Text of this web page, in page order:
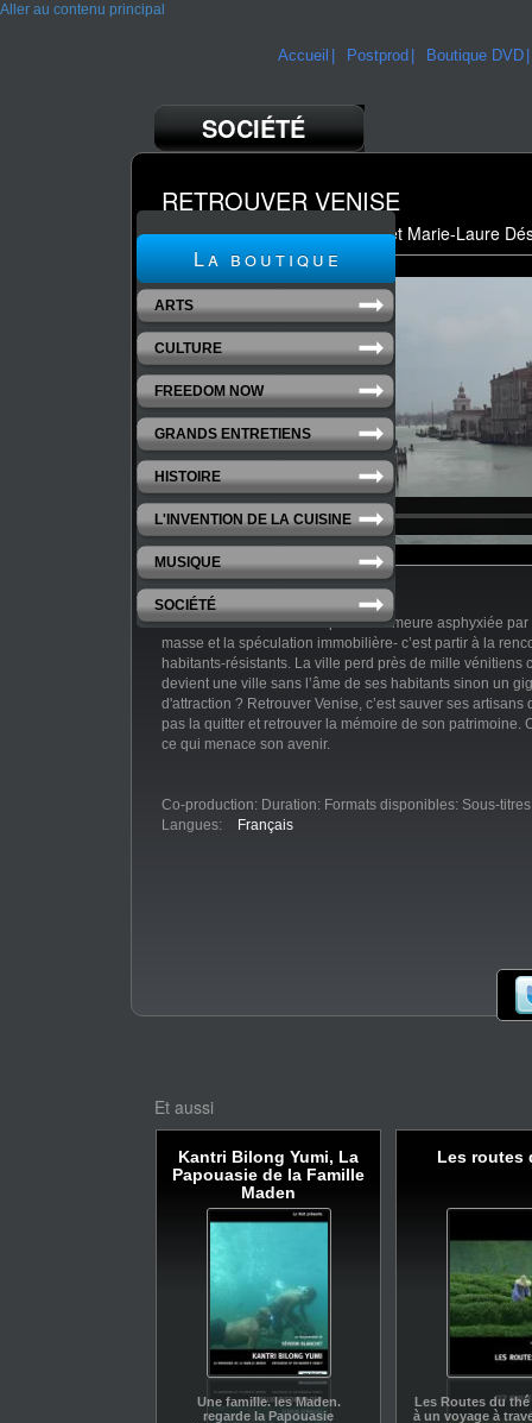
Aller au contenu principal
Accueil Postprod Boutique DVD
SOCIÉTÉ
RETROUVER VENISE
un film de Christian Argentino et Marie-Laure
Retrouver Venise - avant qu’elle ne meure asphyxiée
masse et la spéculation immobilière- c’est partir à la
habitants-résistants. La ville perd près de mille vénitiens
devient une ville sans l’âme de ses habitants sinon un
d'attraction ? Retrouver Venise, c’est sauver ses artisans
pas la quitter et retrouver la mémoire de son patrimoine.
ce qui menace son avenir.
Co-production: Duration: Formats disponibles: Sous-
Langues:
Français
Et aussi
Kantri Bilong Yumi, La
Papouasie de la Famille
Maden
Une famille. les Maden.
regarde la Papouasie
Les routes
Les Routes du
à un voyage à
La boutique
ARTS
CULTURE
FREEDOM NOW
GRANDS ENTRETIENS
HISTOIRE
L'INVENTION DE LA CUISINE
MUSIQUE
SOCIÉTÉ